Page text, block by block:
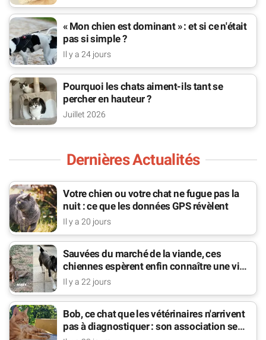
« Mon chien est dominant » : et si ce n'était
pas si simple ?
Il y a 24 jours
Pourquoi les chats aiment-ils tant se
percher en hauteur ?
Juillet 2026
Dernières Actualités
Votre chien ou votre chat ne fugue pas la
nuit : ce que les données GPS révèlent
Il y a 20 jours
Sauvées du marché de la viande, ces
chiennes espèrent enfin connaître une vie
de famille
Il y a 22 jours
Bob, ce chat que les vétérinaires n'arrivent
pas à diagnostiquer : son association se